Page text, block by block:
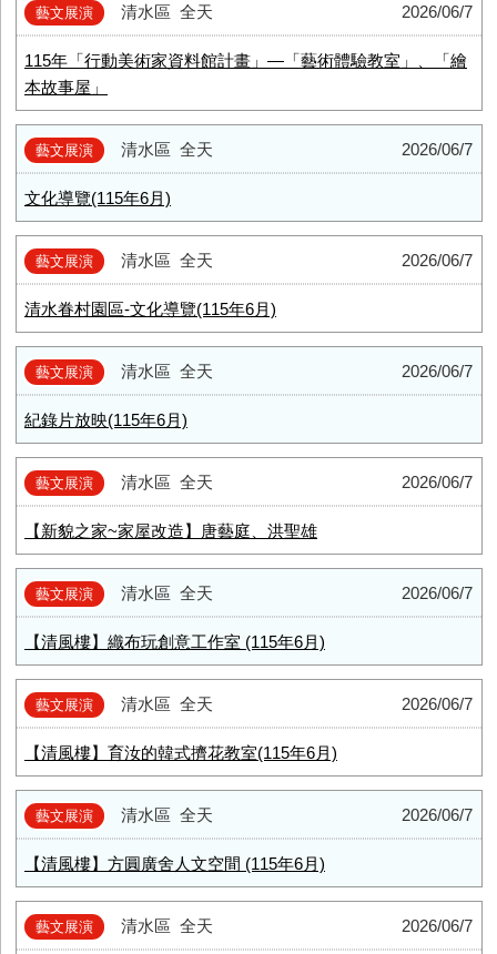
藝文展演 清水區 2026/06/7
全天
115年「行動美術家資料館計畫」—「藝術體驗教室」、「繪
本故事屋」
藝文展演 清水區 2026/06/7
全天
文化導覽(115年6月)
藝文展演 清水區 2026/06/7
全天
清水眷村園區-文化導覽(115年6月)
藝文展演 清水區 2026/06/7
全天
紀錄片放映(115年6月)
藝文展演 清水區 2026/06/7
全天
【新貌之家~家屋改造】唐藝庭、洪聖雄
藝文展演 清水區 2026/06/7
全天
【清風樓】織布玩創意工作室 (115年6月)
藝文展演 清水區 2026/06/7
全天
【清風樓】育汝的韓式擠花教室(115年6月)
藝文展演 清水區 2026/06/7
全天
【清風樓】方圓廣舍人文空間 (115年6月)
藝文展演 清水區 2026/06/7
全天